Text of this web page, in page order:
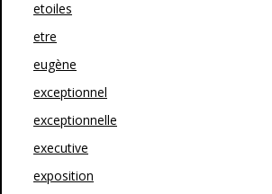
etoiles
etre
eugène
exceptionnel
exceptionnelle
executive
exposition